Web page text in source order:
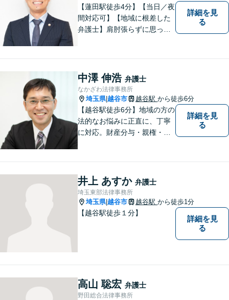
【蓮田駅徒歩4分】【当日／夜
間対応可】【地域に根差した
弁護士】肩肘張らずに思って
詳細を見
る
中澤 伸浩 弁護士
なかざわ法律事務所
埼玉県|越谷市 越谷駅 から徒歩6分
【越谷駅徒歩6分】地域の方の
法的なお悩みに正直に、丁寧
に対応。財産分与・親権・養
近なお困りごとはお気軽にご
相談ください。
詳細を見
る
井上 あすか 弁護士
埼玉東部法律事務所
埼玉県|越谷市 越谷駅 から徒歩1分
【越谷駅徒歩１分】
詳細を見
る
高山 聡宏 弁護士
野田総合法律事務所